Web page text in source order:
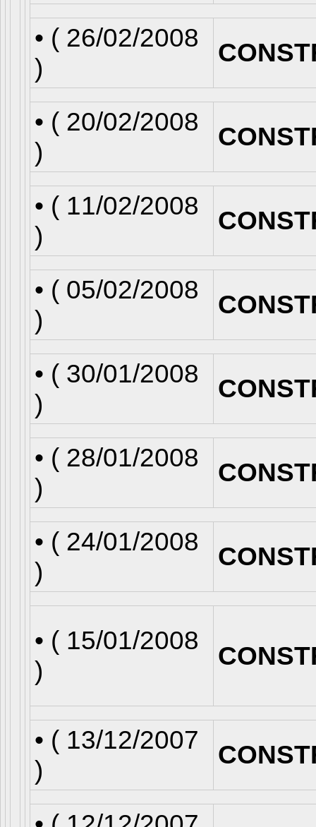
• ( 26/02/2008
)
• ( 20/02/2008
)
• ( 11/02/2008
)
• ( 05/02/2008
)
• ( 30/01/2008
)
• ( 28/01/2008
)
• ( 24/01/2008
)
• ( 15/01/2008
)
• ( 13/12/2007
)